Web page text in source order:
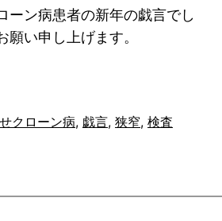
ーン病患者の新年の戯言でし
い申し上げます。
クローン病, 戯言, 狭窄, 検査